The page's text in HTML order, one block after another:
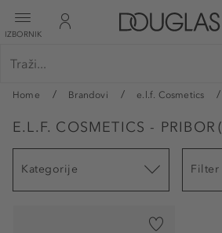
IZBORNIK
Home Brandovi e.l.f. Cosmetics
E.L.F. COSMETICS - PRIBOR (
Kategorije Filter